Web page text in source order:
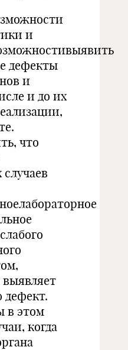
и
дефекты
и
и до их
что
выявляет
дефект.
в этом
когда